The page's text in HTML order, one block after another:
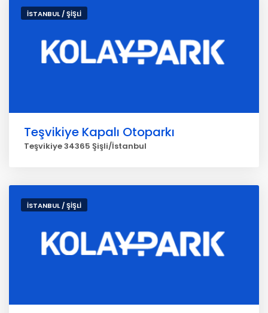
İSTANBUL / ŞİŞLİ
Teşvikiye Kapalı Otoparkı
Teşvikiye 34365 Şişli/İstanbul
İSTANBUL / ŞİŞLİ